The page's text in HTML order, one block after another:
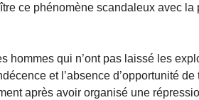
ce phénomène scandaleux avec
hommes qui n’ont pas laissé les
et l’absence d’opportunité
après avoir organisé une